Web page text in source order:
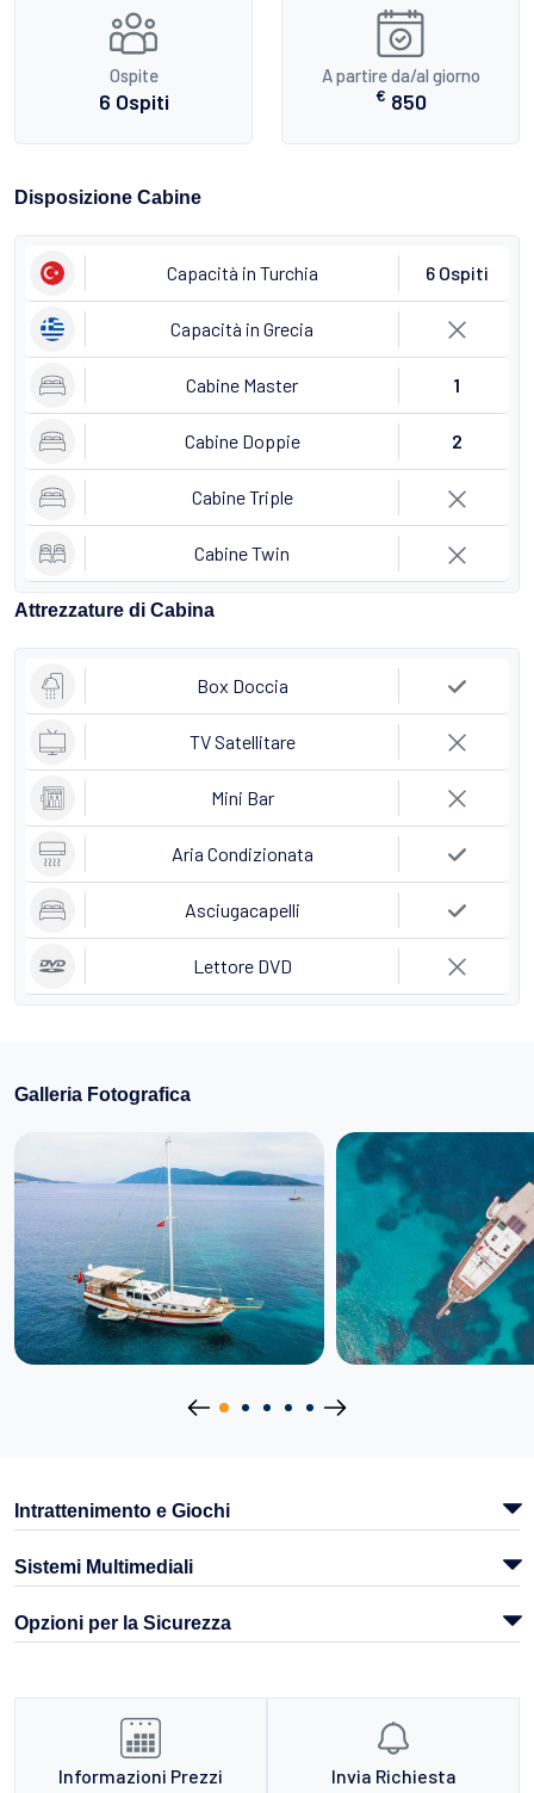
Ospite
6 Ospiti
A partire da/al giorno
€ 850
Disposizione Cabine
Capacità in Turchia 6 Ospiti
Capacità in Grecia
Cabine Master 1
Cabine Doppie 2
Cabine Triple
Cabine Twin
Attrezzature di Cabina
Box Doccia
TV Satellitare
Mini Bar
Aria Condizionata
Asciugacapelli
Lettore DVD
Galleria Fotografica
Intrattenimento e Giochi
Sistemi Multimediali
Opzioni per la Sicurezza
Informazioni Prezzi Invia Richiesta